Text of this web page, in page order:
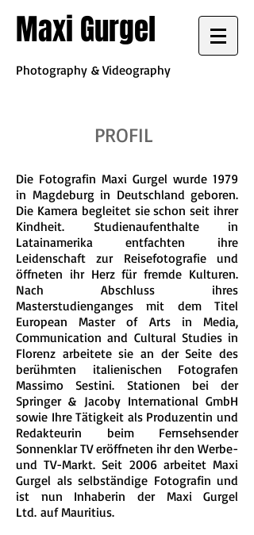
Maxi Gurgel
Photography & Videography
PROFIL
Die Fotografin Maxi Gurgel wurde 1979
in Magdeburg in Deutschland geboren.
Die Kamera begleitet sie schon seit ihrer
Kindheit. Studienaufenthalte in
Latainamerika entfachten ihre
Leidenschaft zur Reisefotografie und
öffneten ihr Herz für fremde Kulturen.
Nach Abschluss ihres
Masterstudienganges mit dem Titel
European Master of Arts in Media,
Communication and Cultural Studies in
Florenz arbeitete sie an der Seite des
berühmten italienischen Fotografen
Massimo Sestini. Stationen bei der
Springer & Jacoby International GmbH
sowie Ihre Tätigkeit als Produzentin und
Redakteurin beim Fernsehsender
Sonnenklar TV eröffneten ihr den Werbe-
und TV-Markt. Seit 2006 arbeitet Maxi
Gurgel als selbständige Fotografin und
ist nun Inhaberin der Maxi Gurgel
Ltd. auf Mauritius.